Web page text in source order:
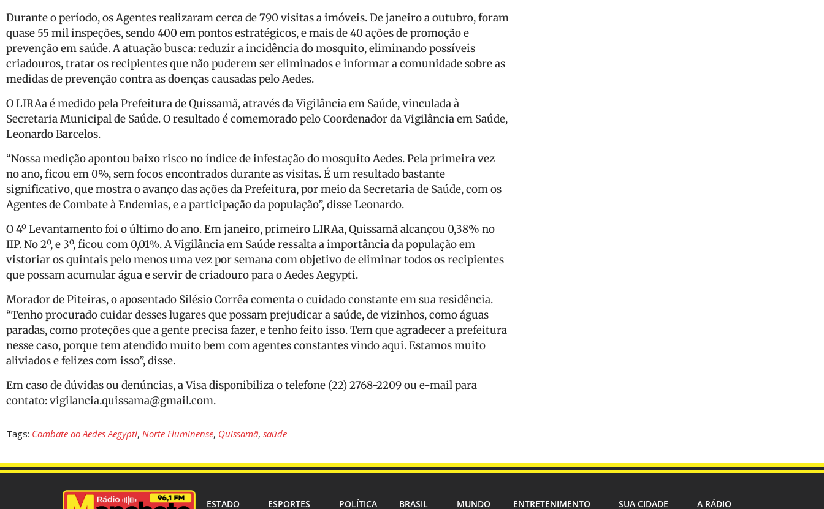
Durante o período, os Agentes realizaram cerca de 790 visitas a imóveis. De janeiro a outubro, foram
quase 55 mil inspeções, sendo 400 em pontos estratégicos, e mais de 40 ações de promoção e
prevenção em saúde. A atuação busca: reduzir a incidência do mosquito, eliminando possíveis
criadouros, tratar os recipientes que não puderem ser eliminados e informar a comunidade sobre as
medidas de prevenção contra as doenças causadas pelo Aedes.
O LIRAa é medido pela Prefeitura de Quissamã, através da Vigilância em Saúde, vinculada à
Secretaria Municipal de Saúde. O resultado é comemorado pelo Coordenador da Vigilância em Saúde,
Leonardo Barcelos.
“Nossa medição apontou baixo risco no índice de infestação do mosquito Aedes. Pela primeira vez
no ano, ficou em 0%, sem focos encontrados durante as visitas. É um resultado bastante
significativo, que mostra o avanço das ações da Prefeitura, por meio da Secretaria de Saúde, com os
Agentes de Combate à Endemias, e a participação da população”, disse Leonardo.
O 4º Levantamento foi o último do ano. Em janeiro, primeiro LIRAa, Quissamã alcançou 0,38% no
IIP. No 2º, e 3º, ficou com 0,01%. A Vigilância em Saúde ressalta a importância da população em
vistoriar os quintais pelo menos uma vez por semana com objetivo de eliminar todos os recipientes
que possam acumular água e servir de criadouro para o Aedes Aegypti.
Morador de Piteiras, o aposentado Silésio Corrêa comenta o cuidado constante em sua residência.
“Tenho procurado cuidar desses lugares que possam prejudicar a saúde, de vizinhos, como águas
paradas, como proteções que a gente precisa fazer, e tenho feito isso. Tem que agradecer a prefeitura
nesse caso, porque tem atendido muito bem com agentes constantes vindo aqui. Estamos muito
aliviados e felizes com isso”, disse.
Em caso de dúvidas ou denúncias, a Visa disponibiliza o telefone (22) 2768-2209 ou e-mail para
contato: vigilancia.quissama@gmail.com.
Tags: Combate ao Aedes Aegypti, Norte Fluminense, Quissamã, saúde
ESTADO ESPORTES POLÍTICA BRASIL MUNDO ENTRETENIMENTO SUA CIDADE A RÁDIO